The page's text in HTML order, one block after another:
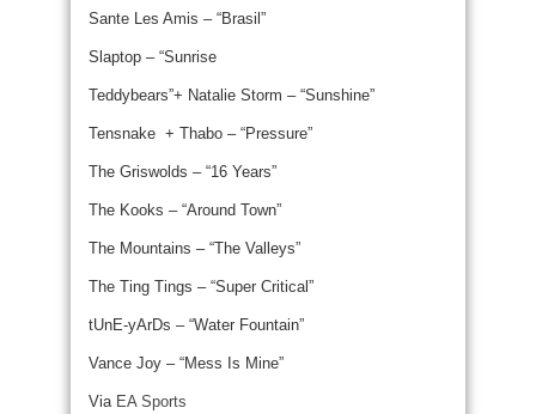
Sante Les Amis – “Brasil”
Slaptop – “Sunrise
Teddybears”+ Natalie Storm – “Sunshine”
Tensnake + Thabo – “Pressure”
The Griswolds – “16 Years”
The Kooks – “Around Town”
The Mountains – “The Valleys”
The Ting Tings – “Super Critical”
tUnE-yArDs – “Water Fountain”
Vance Joy – “Mess Is Mine”
Via EA Sports